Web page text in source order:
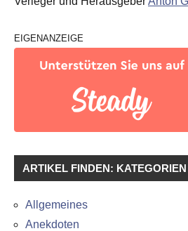
EIGENANZEIGE
ARTIKEL FINDEN: KATEGORIEN
Allgemeines
Anekdoten